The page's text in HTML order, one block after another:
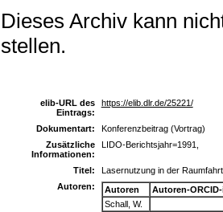
Dieses Archiv kann
stellen.
elib-URL des
Eintrags:
https://elib.dlr.de/25221/
Dokumentart:
Konferenzbeitrag (Vortrag)
Zusätzliche
Informationen:
LIDO-Berichtsjahr=1991,
Titel:
Lasernutzung in der
Autoren:
Autoren
Autoren-
Schall, W.